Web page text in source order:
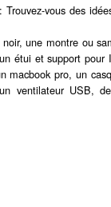
vous des
une montre ou
étui et support pour
macbook pro, un
ventilateur USB,